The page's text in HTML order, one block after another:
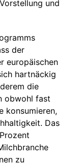
und
der
europäischen
hartnäckig
die
obwohl fast
konsumieren,
Das
zu